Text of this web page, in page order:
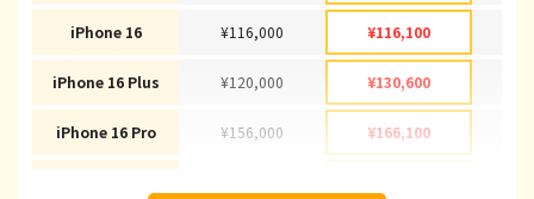
iPhone 16
iPhone 16 Plus
iPhone 16 Pro
¥116,000
¥120,000
¥156,000
¥116,100
¥130,600
¥166,100